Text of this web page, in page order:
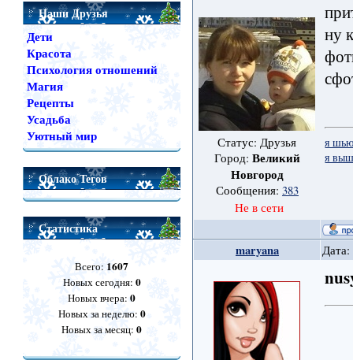
Наши Друзья
Дети
Красота
Психология отношений
Магия
Рецепты
Усадьба
Уютный мир
Облако Тегов
Статистика
Всего: 1607
Новых сегодня: 0
Новых вчера:0
Новых за неделю: 0
Новых за месяц:0
Статус: Друзья
Город: Великий
Новгород
Сообщения: 383
Не в сети
ну
я
я
maryana Дата: